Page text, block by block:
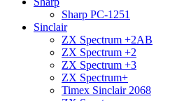
Sharp PC-1251
Sinclair
ZX Spectrum +2AB
ZX Spectrum +2
ZX Spectrum +3
ZX Spectrum+
Timex Sinclair 2068